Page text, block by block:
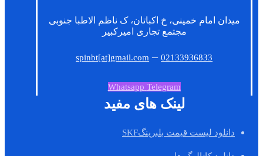
میدان امام خمینی، خ اکباتان، ک ناظم الاطبا جنوبی
مجتمع تجاری امیرکبیر
spinbt[at]gmail.com –02133936833
Whatsapp Telegram
لینک های مفید
دانلود لیست قیمت بلبرینگSKF